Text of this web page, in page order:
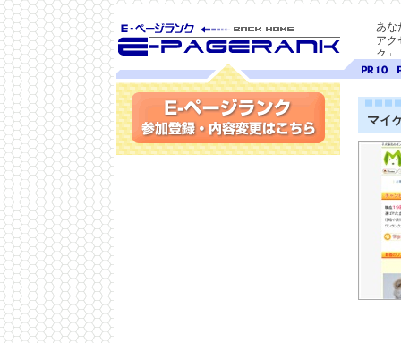
SEO対策に E-ページ
ランク
あな
アク
ク」
ランク
10
9
マイ
参加登録(無料)・内容変更